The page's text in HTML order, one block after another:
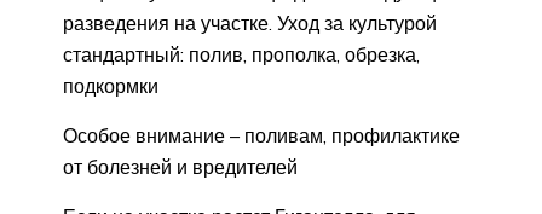
разведения на участке. Уход за культурой
стандартный: полив, прополка, обрезка,
подкормки
Особое внимание – поливам, профилактике
от болезней и вредителей